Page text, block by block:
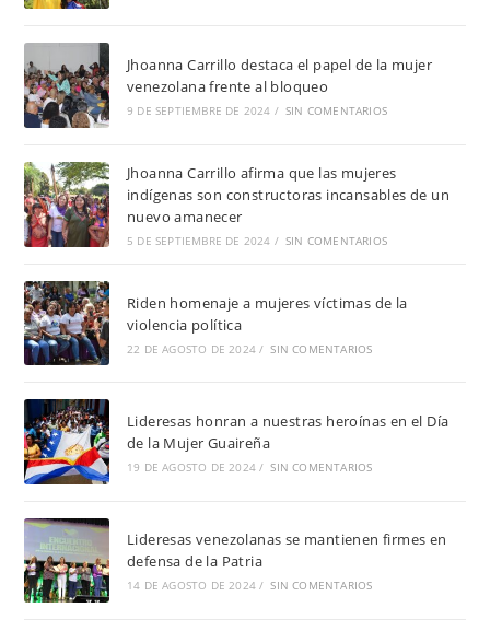
Jhoanna Carrillo destaca el papel de la mujer
venezolana frente al bloqueo
9 DE SEPTIEMBRE DE 2024 / SIN COMENTARIOS
Jhoanna Carrillo afirma que las mujeres
indígenas son constructoras incansables de un
nuevo amanecer
5 DE SEPTIEMBRE DE 2024 / SIN COMENTARIOS
Riden homenaje a mujeres víctimas de la
violencia política
22 DE AGOSTO DE 2024 / SIN COMENTARIOS
Lideresas honran a nuestras heroínas en el Día
de la Mujer Guaireña
19 DE AGOSTO DE 2024 / SIN COMENTARIOS
Lideresas venezolanas se mantienen firmes en
defensa de la Patria
14 DE AGOSTO DE 2024 / SIN COMENTARIOS